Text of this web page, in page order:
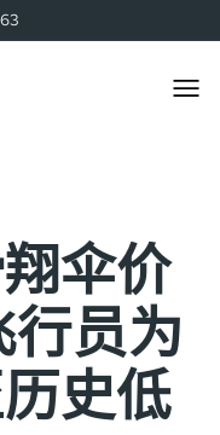
伞价
员为
史低